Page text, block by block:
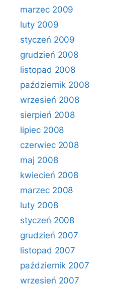
marzec 2009
luty 2009
styczeń 2009
grudzień 2008
listopad 2008
październik 2008
wrzesień 2008
sierpień 2008
lipiec 2008
czerwiec 2008
maj 2008
kwiecień 2008
marzec 2008
luty 2008
styczeń 2008
grudzień 2007
listopad 2007
październik 2007
wrzesień 2007